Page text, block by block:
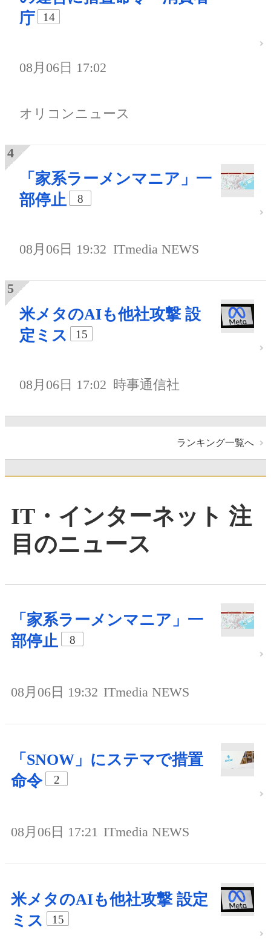
庁
14
08月06日 17:02
オリコンニュース
「家系ラーメンマニア」一
部停止
8
08月06日 19:32 ITmedia NEWS
米メタのAIも他社攻撃 設
定ミス
15
08月06日 17:02 時事通信社
ランキング一覧へ
IT・インターネット 注
目のニュース
「家系ラーメンマニア」一
部停止
8
08月06日 19:32 ITmedia NEWS
「SNOW」にステマで措置
命令
2
08月06日 17:21 ITmedia NEWS
米メタのAIも他社攻撃 設定
ミス
15